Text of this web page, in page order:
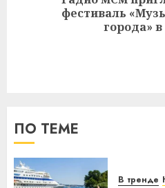
Следующаяфестиваль
города»
ПО ТЕМЕ
В тренде